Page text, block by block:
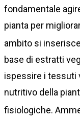
fondamentale
pianta per
ambito si inserisce
base di estratti
ispessire i tessuti
nutritivo della
fisiologiche.